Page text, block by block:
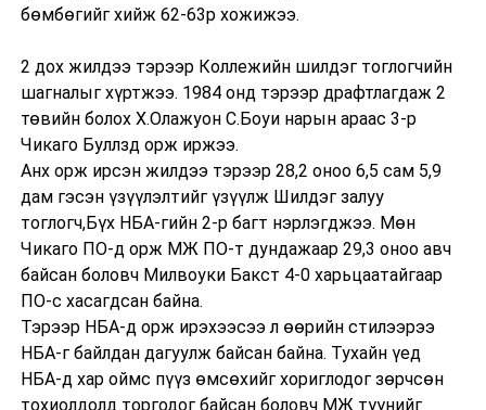
бөмбөгийг хийж 62-63р хожижээ.
2 дох жилдээ тэрээр Коллежийн шилдэг тоглогчийн
шагналыг хүртжээ. 1984 онд тэрээр драфтлагдаж 2
төвийн болох Х.Олажуон С.Боуи нарын араас 3-р
Чикаго Буллзд орж иржээ.
Анх орж ирсэн жилдээ тэрээр 28,2 оноо 6,5 сам 5,9
дам гэсэн үзүүлэлтийг үзүүлж Шилдэг залуу
тоглогч,Бүх НБА-гийн 2-р багт нэрлэгджээ. Мөн
Чикаго ПО-д орж МЖ ПО-т дундажаар 29,3 оноо авч
байсан боловч Милвоуки Бакст 4-0 харьцаатайгаар
ПО-с хасагдсан байна.
Тэрээр НБА-д орж ирэхээсээ л өөрийн стилээрээ
НБА-г байлдан дагуулж байсан байна. Тухайн үед
НБА-д хар оймс пүүз өмсөхийг хориглодог зөрчсөн
тохиолдолд торгодог байсан боловч МЖ түүнийг